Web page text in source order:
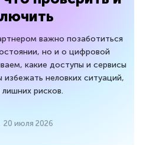
важно позаботиться
но и о цифровой
какие доступы и сервисы
неловких ситуаций,
рисков.
20 июля 2026